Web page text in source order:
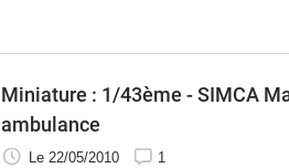
Miniature : 1/43ème - SIMCA
ambulance
Le 22/05/2010 1